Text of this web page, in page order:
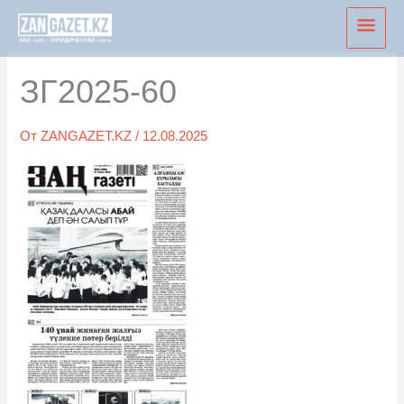
Перейти
содержимому
ЗГ2025-60
ОтZANGAZET.KZ/ 12.08.2025